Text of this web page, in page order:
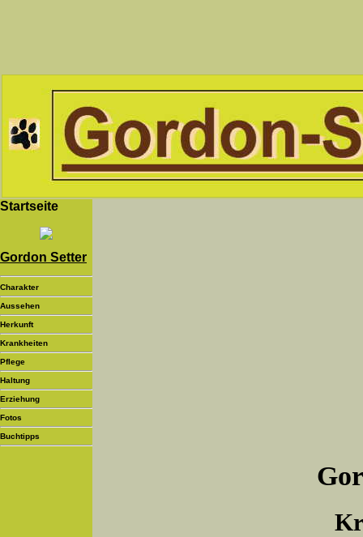
Startseite
Gordon Setter
Charakter
Aussehen
Herkunft
Krankheiten
Pflege
Haltung
Erziehung
Fotos
Buchtipps